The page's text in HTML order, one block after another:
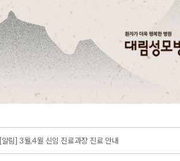
[알림] 3월,4월 신임 진료과장 진료 안내